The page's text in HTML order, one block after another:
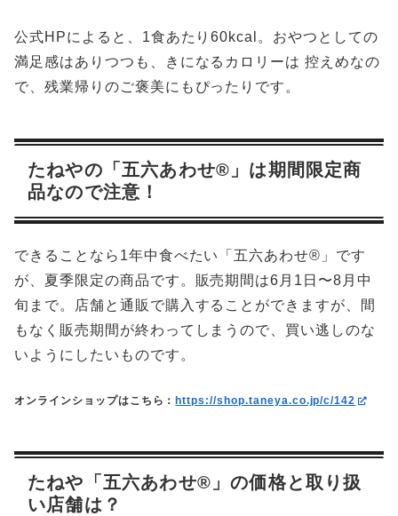
公式HPによると、1食あたり60kcal。おやつとしての
満足感はありつつも、きになるカロリーは 控えめなの
で、残業帰りのご褒美にもぴったりです。
たねやの「五六あわせ®︎」は期間限定商
品なので注意！
できることなら1年中食べたい「五六あわせ®︎」です
が、夏季限定の商品です。販売期間は6月1日〜8月中
旬まで。店舗と通販で購入することができますが、間
もなく販売期間が終わってしまうので、買い逃しのな
いようにしたいものです。
オンラインショップはこちら： https://shop.taneya.co.jp/c/142
たねや「五六あわせ®︎」の価格と取り扱
い店舗は？